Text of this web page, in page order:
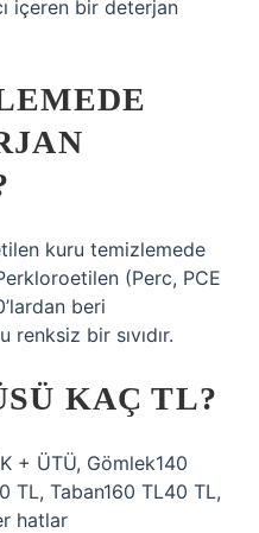
içeren bir deterjan
kuru temizlemede
(Perc, PCE
beri
renksiz bir sıvıdır.
KAÇ TL?
+ ÜTÜ, Gömlek140
TL, Taban160 TL40 TL,
hatlar